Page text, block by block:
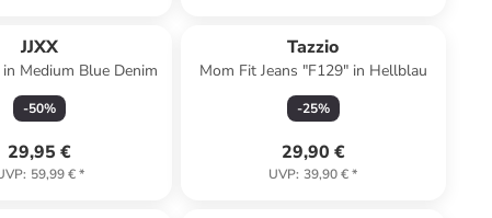
JJXX
in Medium Blue Denim
-50%
29,95 €
: 59,99 €*
Tazzio
Mom Fit Jeans "F129" in Hellblau
-25%
29,90 €
UVP: 39,90 €*